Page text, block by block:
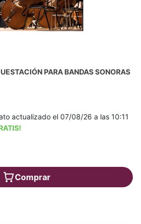
PARA BANDAS SONORAS
actualizado el 07/08/26 a las 10:11
Comprar